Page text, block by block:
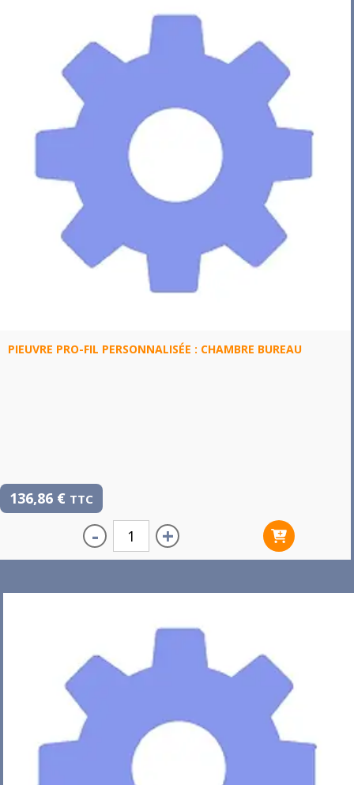
PIEUVRE PRO-FIL PERSONNALISÉE : CHAMBRE BUREAU
136,86 € TTC
- +